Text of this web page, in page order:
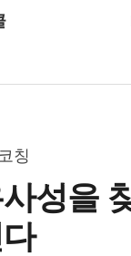
칭
성을